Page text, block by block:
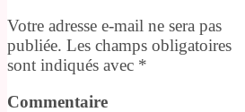
Votre adresse e-mail ne sera pas
publiée. Les champs obligatoires
sont indiqués avec *
Commentaire